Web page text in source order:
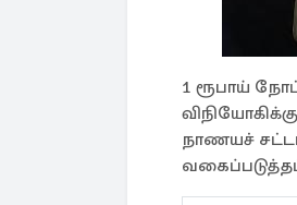
1 ரூபாய்
நாணயச்